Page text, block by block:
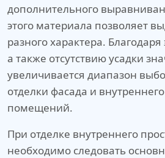
дополнительного
этого материала позволяет
разного характера.
а также отсутствию усадки
увеличивается диапазон
отделки фасада и
помещений.
При отделке внутреннего
необходимо следовать